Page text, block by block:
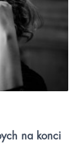
na konci